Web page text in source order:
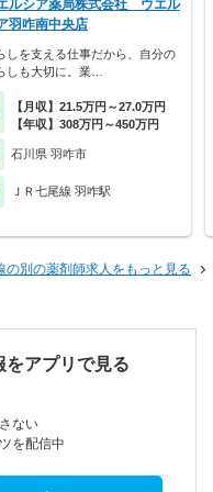
ルシア薬局株式会社 ウエル
羽咋南中央店
しを支える仕事だから、自分の
しも大切に。業…
【月収】21.5万円～27.0万円
【年収】308万円～450万円
石川県 羽咋市
ＪＲ七尾線 羽咋駅
の別の薬剤師求人をもっと見る
をアプリで見る
ない
を配信中